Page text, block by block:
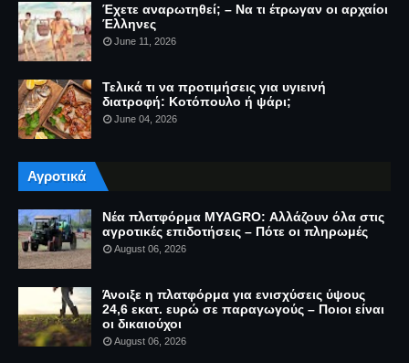
Έχετε αναρωτηθεί; – Να τι έτρωγαν οι αρχαίοι
Έλληνες
June 11, 2026
Τελικά τι να προτιμήσεις για υγιεινή
διατροφή: Κοτόπουλο ή ψάρι;
June 04, 2026
Αγροτικά
Νέα πλατφόρμα MYAGRO: Αλλάζουν όλα στις
αγροτικές επιδοτήσεις – Πότε οι πληρωμές
August 06, 2026
Άνοιξε η πλατφόρμα για ενισχύσεις ύψους
24,6 εκατ. ευρώ σε παραγωγούς – Ποιοι είναι
οι δικαιούχοι
August 06, 2026